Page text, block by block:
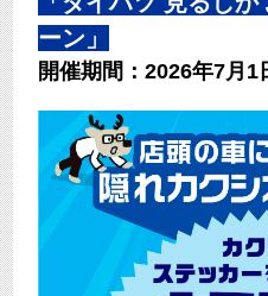
ーン」
開催期間：2026年7月1